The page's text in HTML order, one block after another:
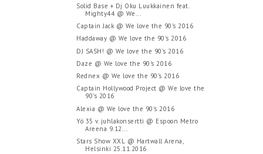
Solid Base + Dj Oku Luukkainen feat.
Mighty44 @ We...
Captain Jack @ We love the 90's 2016
Haddaway @ We love the 90's 2016
DJ SASH! @ We love the 90's 2016
Daze @ We love the 90's 2016
Rednex @ We love the 90's 2016
Captain Hollywood Project @ We love the
90's 2016
Alexia @ We love the 90's 2016
Yö 35 v. juhlakonsertti @ Espoon Metro
Areena 9.12...
Stars Show XXL @ Hartwall Arena,
Helsinki 25.11.2016